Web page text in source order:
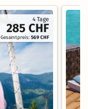
4 Tage
285 CHF
Gesamtpreis:569 CHF